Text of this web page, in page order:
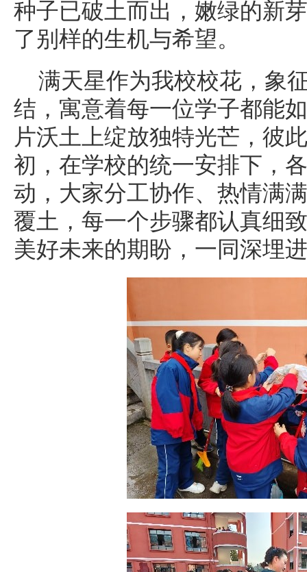
种子已破土而出，嫩绿的新
了别样的生机与希望。
满天星作为我校校花，象
结，寓意着每一位学子都能
片沃土上绽放独特光芒，彼
初，在学校的统一安排下，
动，大家分工协作、热情满
覆土，每一个步骤都认真细
美好未来的期盼，一同深埋